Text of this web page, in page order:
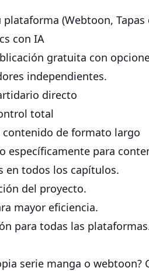
(Webtoon,
con IA
gratuita con
independientes.
directo
total
contenido de formato largo
específicamente para
en todos los capítulos.
del proyecto.
mayor eficiencia.
para todas las
serie manga o webtoon?